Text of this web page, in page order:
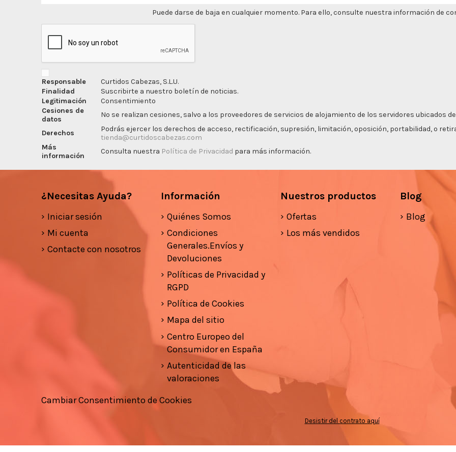
Puede darse de baja en cualquier momento. Para ello, consulte nuestra información de
Responsable
Curtidos Cabezas, S.L.U.
Finalidad
Suscribirte a nuestro boletín de noticias.
Legitimación
Consentimiento
Cesiones de
datos
No se realizan cesiones, salvo a los proveedores de servicios de alojamiento de los servidores ubicados
Derechos
Podrás ejercer los derechos de acceso, rectificación, supresión, limitación, oposición, portabilidad, o
tienda@curtidoscabezas.com
Más
información
Consulta nuestra Política de Privacidad para más información.
¿Necesitas Ayuda?
Iniciar sesión
Mi cuenta
Contacte con nosotros
Información
Quiénes Somos
Condiciones
Generales.Envíos y
Devoluciones
Políticas de Privacidad y
RGPD
Política de Cookies
Mapa del sitio
Centro Europeo del
Consumidor en España
Autenticidad de las
valoraciones
Nuestros productos
Ofertas
Los más vendidos
Blog
Blog
Cambiar Consentimiento de Cookies
Desistir del contrato aquí